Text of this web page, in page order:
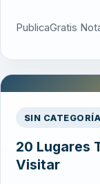
PublicaGratis
SIN CATEGORÍA
20 Lugares
Visitar